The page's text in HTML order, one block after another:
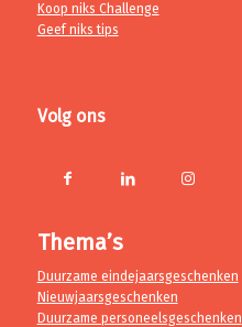
Koop niks Challenge
Geef niks tips
Volg ons
Thema’s
Duurzame eindejaarsgeschenken
Nieuwjaarsgeschenken
Duurzame personeelsgeschenken